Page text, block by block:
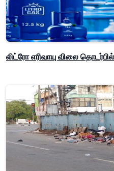
லிட்ரோ எரிவாயு விலை தொடர்பில்